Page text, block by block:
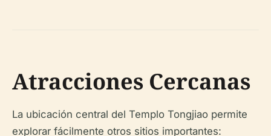
Atracciones Cercanas
La ubicación central del Templo Tongjiao permite
explorar fácilmente otros sitios importantes: